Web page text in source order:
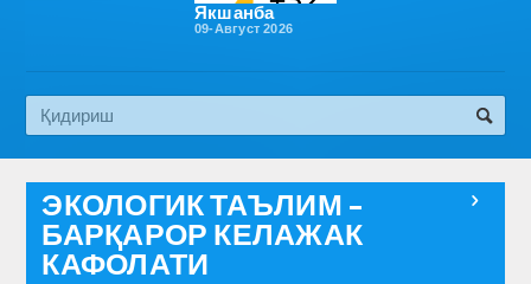
Эко медиа
Якшанба
09-Август 2026

ЭКОЛОГИК ТАЪЛИМ –
БАРҚАРОР КЕЛАЖАК
КАФОЛАТИ